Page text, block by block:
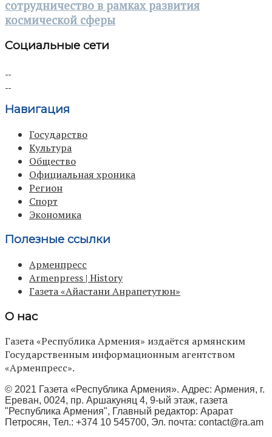
сотрудничество в рамках развития
космической сферы
Социальные сети
Навигация
Государство
Культура
Общество
Официальная хроника
Регион
Спорт
Экономика
Полезные ссылки
Арменпресс
Armenpress | History
Газета «Айастани Анрапетутюн»
О нас
Газета «Республика Армения» издаётся армянским
Государственным информационным агентством
«Арменпресс».
© 2021 Газета «Республика Армения». Адрес: Армения, г.
Ереван, 0024, пр. Аршакуняц 4, 9-ый этаж, газета
"Республика Армения", Главный редактор: Арарат
Петросян, Тел.: +374 10 545700, Эл. почта: contact@ra.am